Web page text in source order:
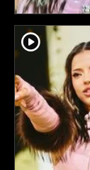
player2